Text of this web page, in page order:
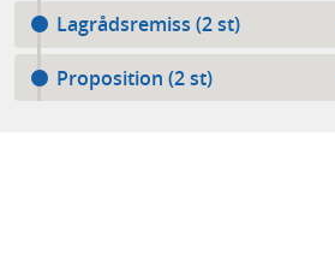
Lagrådsremiss (2 st)
Proposition (2 st)